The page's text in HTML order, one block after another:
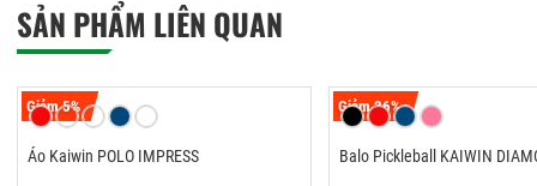
SẢN PHẨM LIÊN QUAN
Giảm 5%
Áo Kaiwin POLO IMPRESS
Giảm 26%
Balo Pickleball KAIWIN